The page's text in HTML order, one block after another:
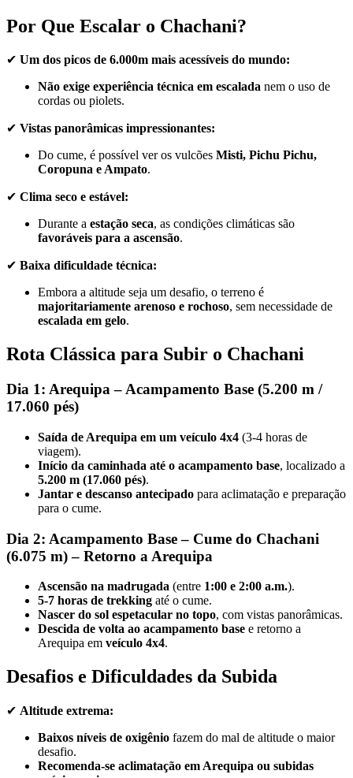
Por Que Escalar o Chachani?
✔ Um dos picos de 6.000m mais acessíveis do mundo:
Não exige experiência técnica em escalada nem o uso de
cordas ou piolets.
✔ Vistas panorâmicas impressionantes:
Do cume, é possível ver os vulcões Misti, Pichu Pichu,
Coropuna e Ampato.
✔ Clima seco e estável:
Durante a estação seca, as condições climáticas são
favoráveis para a ascensão.
✔ Baixa dificuldade técnica:
Embora a altitude seja um desafio, o terreno é
majoritariamente arenoso e rochoso, sem necessidade de
escalada em gelo.
Rota Clássica para Subir o Chachani
Dia 1: Arequipa – Acampamento Base (5.200 m /
17.060 pés)
Saída de Arequipa em um veículo 4x4 (3-4 horas de
viagem).
Início da caminhada até o acampamento base, localizado a
5.200 m (17.060 pés).
Jantar e descanso antecipado para aclimatação e preparação
para o cume.
Dia 2: Acampamento Base – Cume do Chachani
(6.075 m) – Retorno a Arequipa
Ascensão na madrugada (entre 1:00 e 2:00 a.m.).
5-7 horas de trekking até o cume.
Nascer do sol espetacular no topo, com vistas panorâmicas.
Descida de volta ao acampamento base e retorno a
Arequipa em veículo 4x4.
Desafios e Dificuldades da Subida
✔ Altitude extrema:
Baixos níveis de oxigênio fazem do mal de altitude o maior
desafio.
Recomenda-se aclimatação em Arequipa ou subidas